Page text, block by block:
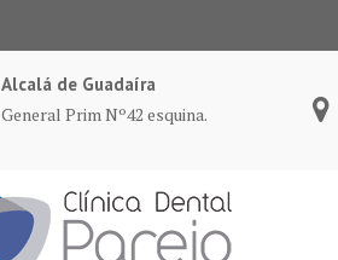
Alcalá de Guadaíra
General Prim Nº42 esquina.